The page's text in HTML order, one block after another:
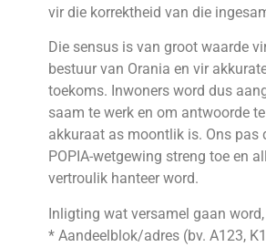
vir die korrektheid van die
Die sensus is van groot waarde
bestuur van Orania en vir
toekoms. Inwoners word dus
saam te werk en om antwoorde
akkuraat as moontlik is. Ons pas
POPIA-wetgewing streng toe en
vertroulik hanteer word.
Inligting wat versamel gaan
* Aandeelblok/adres (bv. A123,